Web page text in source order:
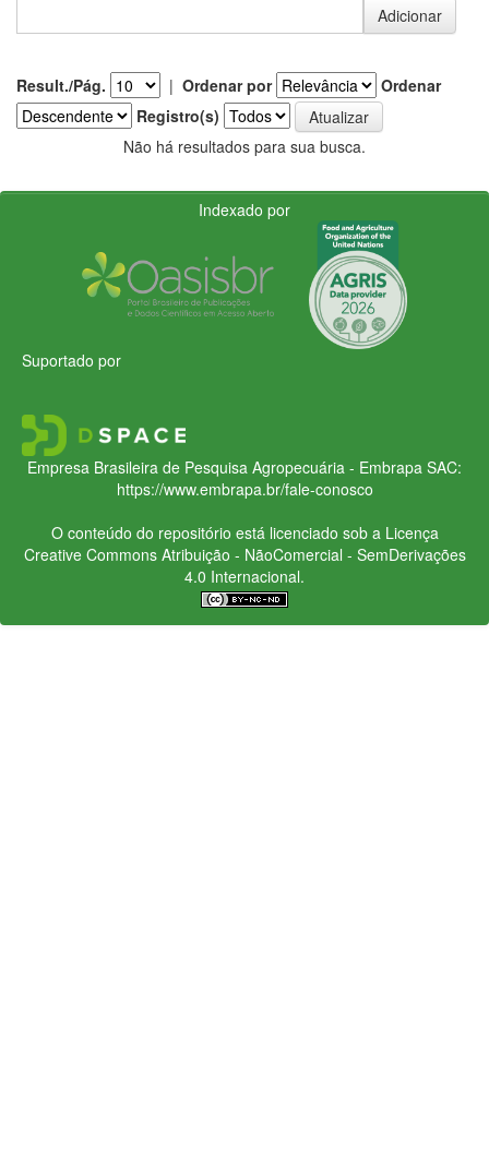
Result./Pág. | Ordenar por
Ordenar
Registro(s)
Não há resultados para sua busca.
Indexado por
Suportado por
Empresa Brasileira de Pesquisa Agropecuária - Embrapa SAC:
https://www.embrapa.br/fale-conosco
O conteúdo do repositório está licenciado sob a Licença
Creative CommonsAtribuição - NãoComercial - SemDerivações
4.0 Internacional.